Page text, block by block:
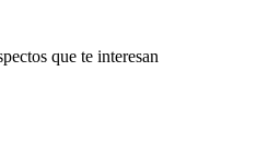
que te interesan